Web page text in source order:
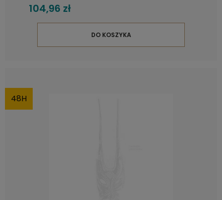
104,96 zł
DO KOSZYKA
48H